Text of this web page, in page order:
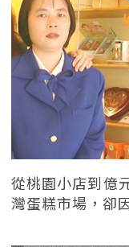
從桃園小店到億
灣蛋糕市場，卻